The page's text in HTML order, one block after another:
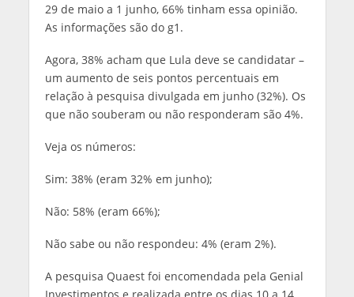
29 de maio a 1 junho, 66% tinham essa opinião.
As informações são do g1.
Agora, 38% acham que Lula deve se candidatar –
um aumento de seis pontos percentuais em
relação à pesquisa divulgada em junho (32%). Os
que não souberam ou não responderam são 4%.
Veja os números:
Sim: 38% (eram 32% em junho);
Não: 58% (eram 66%);
Não sabe ou não respondeu: 4% (eram 2%).
A pesquisa Quaest foi encomendada pela Genial